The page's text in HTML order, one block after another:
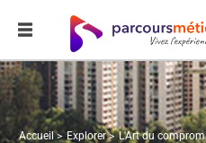
Accueil Explorer L'Art du